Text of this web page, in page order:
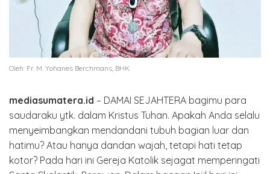
Oleh: Fr. M. Yohanes Berchmans, BHK
mediasumatera.id – DAMAI SEJAHTERA bagimu para
saudaraku ytk. dalam Kristus Tuhan. Apakah Anda selalu
menyeimbangkan mendandani tubuh bagian luar dan
hatimu? Atau hanya dandan wajah, tetapi hati tetap
kotor? Pada hari ini Gereja Katolik sejagat memperingati